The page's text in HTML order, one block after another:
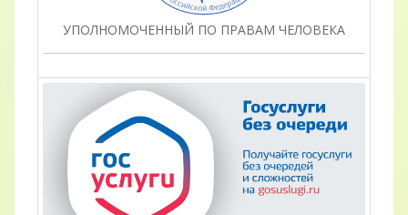
УПОЛНОМОЧЕННЫЙ ПО ПРАВАМ ЧЕЛОВЕКА